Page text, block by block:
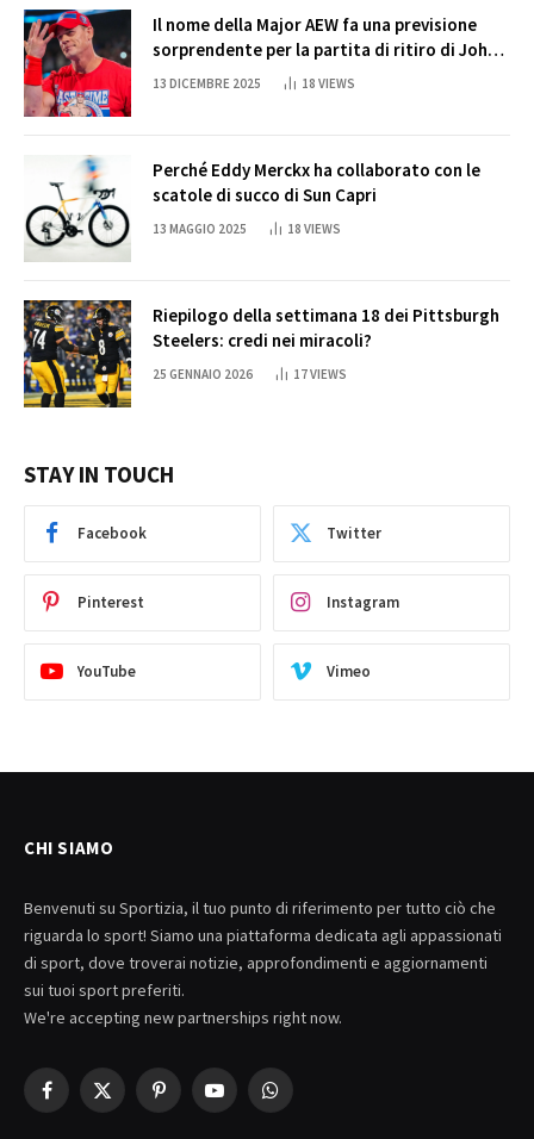
Il nome della Major AEW fa una previsione
sorprendente per la partita di ritiro di John
Cena
13 DICEMBRE 2025 18 VIEWS
Perché Eddy Merckx ha collaborato con le
scatole di succo di Sun Capri
13 MAGGIO 2025 18 VIEWS
Riepilogo della settimana 18 dei Pittsburgh
Steelers: credi nei miracoli?
25 GENNAIO 2026 17VIEWS
STAY IN TOUCH
Facebook Twitter
Pinterest Instagram
YouTube Vimeo
CHI SIAMO
Benvenuti su Sportizia, il tuo punto di riferimento per tutto ciò che
riguarda lo sport! Siamo una piattaforma dedicata agli appassionati
di sport, dove troverai notizie, approfondimenti e aggiornamenti
sui tuoi sport preferiti.
We're accepting new partnerships right now.
Facebook
X
PinterestYouTubeWhatsApp